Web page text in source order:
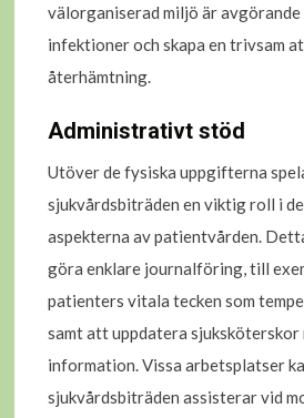
välorganiserad miljö är
infektioner och skapa en trivsam
återhämtning.
Administrativt stöd
Utöver de fysiska uppgifterna
sjukvårdsbiträden en viktig roll i
aspekterna av patientvården.
göra enklare journalföring, till
patienters vitala tecken som
samt att uppdatera sjuksköterskor
information. Vissa arbetsplatser
sjukvårdsbiträden assisterar vid